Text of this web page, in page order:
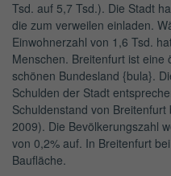
Tsd. auf 5,7 Tsd.). Die Stadt
die zum verweilen einladen.
Einwohnerzahl von 1,6 Tsd.
Menschen. Breitenfurt ist eine
schönen Bundesland {bula}.
Schulden der Stadt
Schuldenstand von
2009). Die Bevölkerungszahl
von 0,2% auf. In Breitenfurt
Baufläche.